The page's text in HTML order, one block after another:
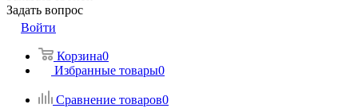
Задать вопрос
Войти
Корзина0
Избранные товары0
Сравнение товаров0